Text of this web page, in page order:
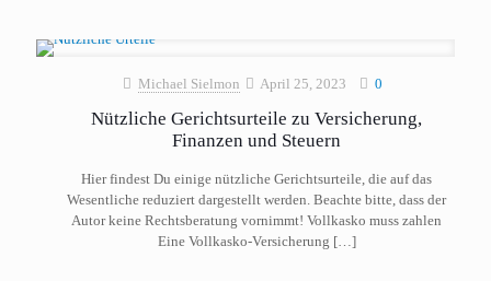
Michael Sielmon April 25, 2023 0
Nützliche Gerichtsurteile zu Versicherung,
Finanzen und Steuern
Hier findest Du einige nützliche Gerichtsurteile, die auf das
Wesentliche reduziert dargestellt werden. Beachte bitte, dass der
Autor keine Rechtsberatung vornimmt! Vollkasko muss zahlen
Eine Vollkasko-Versicherung […]